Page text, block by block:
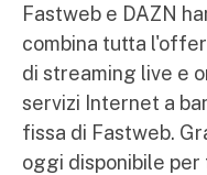
Fastweb e DAZN
combina tutta
di streaming live e
servizi Internet a
fissa di Fastweb.
oggi disponibile